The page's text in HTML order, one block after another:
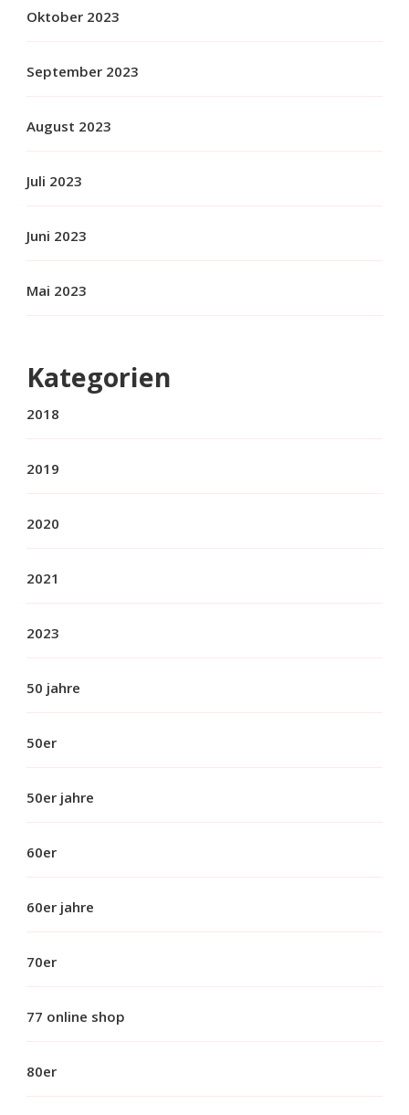
Oktober 2023
September 2023
August 2023
Juli 2023
Juni 2023
Mai 2023
Kategorien
2018
2019
2020
2021
2023
50 jahre
50er
50er jahre
60er
60er jahre
70er
77 online shop
80er